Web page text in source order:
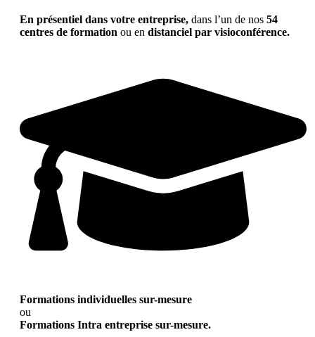
En présentiel dans votre entreprise, dans l’un de nos 54
centres de formation ou en distanciel par visioconférence.
Formations individuelles sur-mesure
ou
Formations Intra entreprise sur-mesure.